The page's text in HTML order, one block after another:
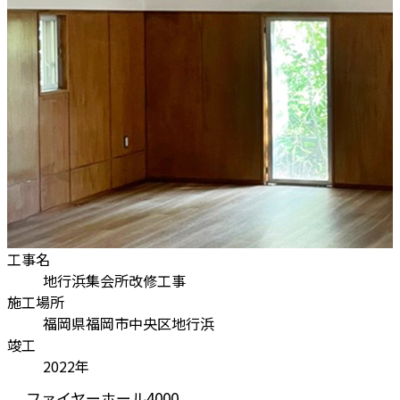
工事名
地行浜集会所改修工事
施工場所
福岡県福岡市中央区地行浜
竣工
2022年